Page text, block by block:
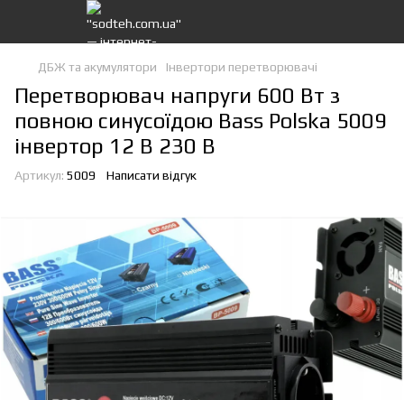
ДБЖ та акумулятори Інвертори перетворювачі
Перетворювач напруги 600 Вт з
повною синусоїдою Bass Polska 5009
інвертор 12 В 230 В
Артикул: 5009 Написати відгук